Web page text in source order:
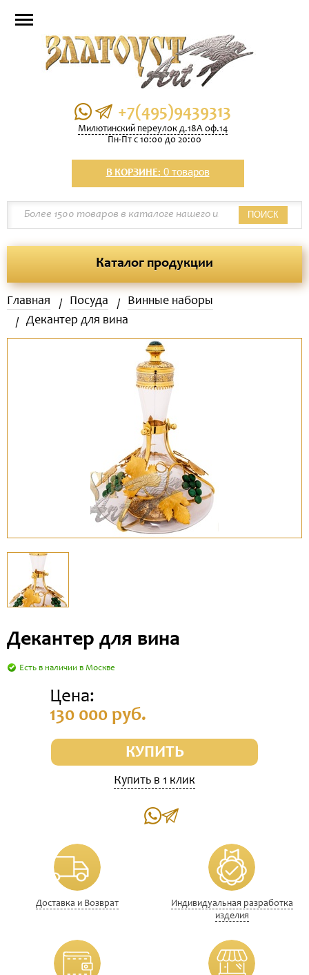
+7(495)9439313
Милютинский переулок д.18А оф.14
Пн-Пт с 10:00 до 20:00
В КОРЗИНЕ: 0 товаров
ПОИСК
Каталог продукции
Главная Посуда
Винные наборы
Декантер для вина
Декантер для вина
Есть в наличии в Москве
Цена:
130 000 руб.
КУПИТЬ
Купить в 1 клик
Доставка и Возврат
Индивидуальная разработка
изделия